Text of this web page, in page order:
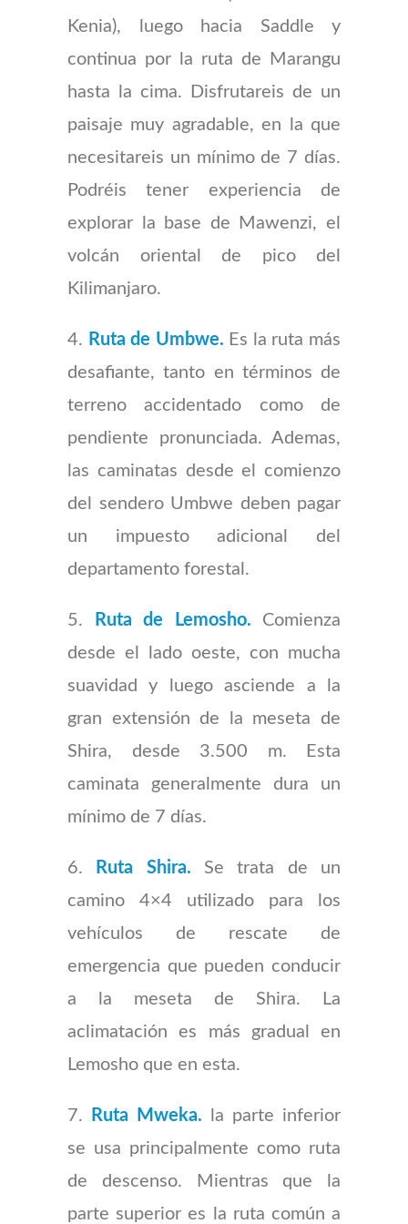
Kenia), luego hacia Saddle y
continua por la ruta de Marangu
hasta la cima. Disfrutareis de un
paisaje muy agradable, en la que
necesitareis un mínimo de 7 días.
Podréis tener experiencia de
explorar la base de Mawenzi, el
volcán oriental de pico del
Kilimanjaro.
4. Ruta de Umbwe. Es la ruta más
desafiante, tanto en términos de
terreno accidentado como de
pendiente pronunciada. Ademas,
las caminatas desde el comienzo
del sendero Umbwe deben pagar
un impuesto adicional del
departamento forestal.
5. Ruta de Lemosho. Comienza
desde el lado oeste, con mucha
suavidad y luego asciende a la
gran extensión de la meseta de
Shira, desde 3.500 m. Esta
caminata generalmente dura un
mínimo de 7 días.
6. Ruta Shira. Se trata de un
camino 4×4 utilizado para los
vehículos de rescate de
emergencia que pueden conducir
a la meseta de Shira. La
aclimatación es más gradual en
Lemosho que en esta.
7. Ruta Mweka. la parte inferior
se usa principalmente como ruta
de descenso. Mientras que la
parte superior es la ruta común a